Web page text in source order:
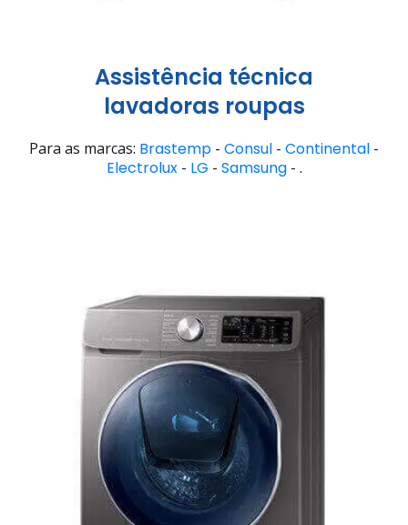
Assistência técnica
lavadoras roupas
Para as marcas: Brastemp - Consul - Continental -
Electrolux- LG - Samsung- .